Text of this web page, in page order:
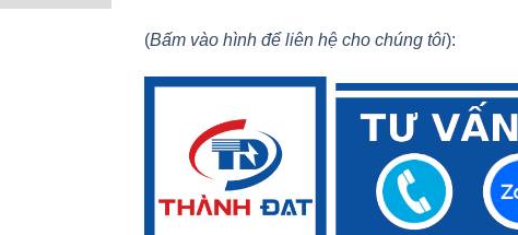
(Bấm vào hình để liên hệ cho chúng tôi):